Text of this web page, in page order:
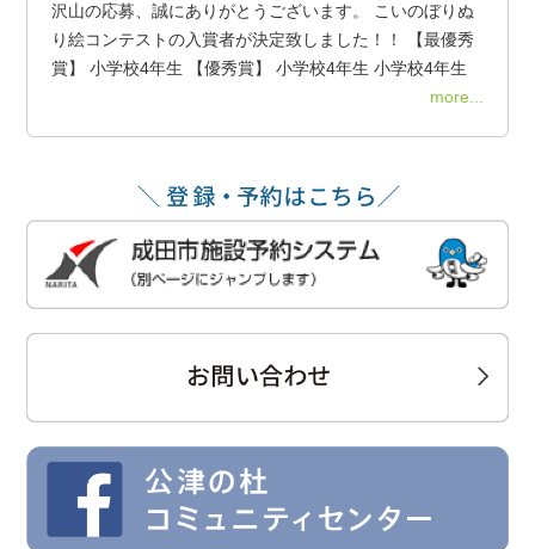
沢山の応募、誠にありがとうございます。 こいのぼりぬ
り絵コンテストの入賞者が決定致しました！！ 【最優秀
賞】 小学校4年生 【優秀賞】 小学校4年生 小学校4年生
more...